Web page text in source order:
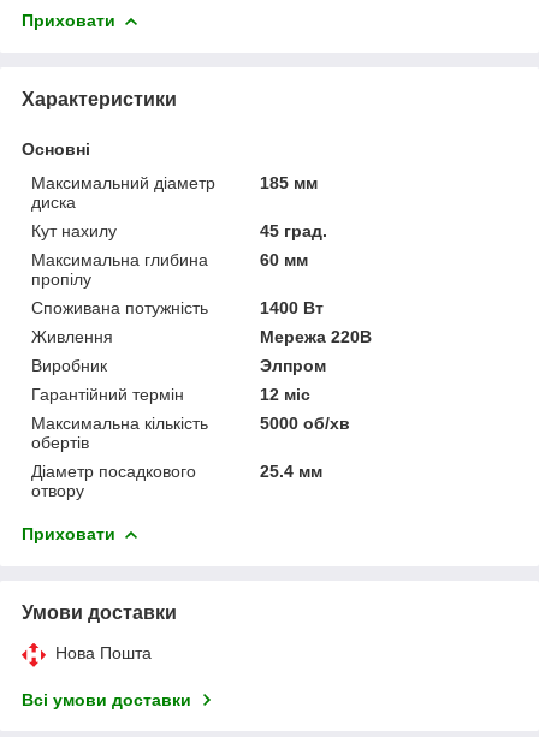
Приховати
Характеристики
Основні
Максимальний діаметр
диска
185 мм
Кут нахилу
45 град.
Максимальна глибина
пропілу
60 мм
Споживана потужність
1400 Вт
Живлення
Мережа 220В
Виробник
Элпром
Гарантійний термін
12 міс
Максимальна кількість
обертів
5000 об/хв
Діаметр посадкового
отвору
25.4 мм
Приховати
Умови доставки
Нова Пошта
Всі умови доставки